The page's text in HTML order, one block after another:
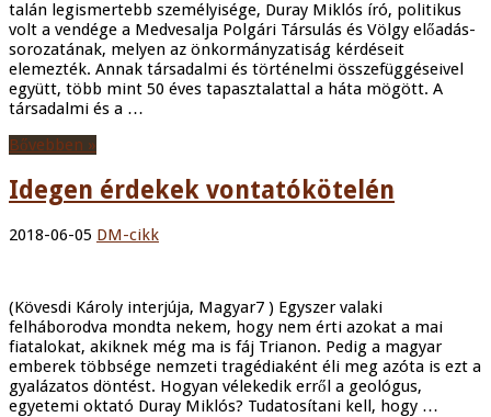
talán legismertebb személyisége, Duray Miklós író, politikus
volt a vendége a Medvesalja Polgári Társulás és Völgy előadás-
sorozatának, melyen az önkormányzatiság kérdéseit
elemezték. Annak társadalmi és történelmi összefüggéseivel
együtt, több mint 50 éves tapasztalattal a háta mögött. A
társadalmi és a …
Bővebben »
Idegen érdekek vontatókötelén
2018-06-05 DM-cikk
(Kövesdi Károly interjúja, Magyar7 ) Egyszer valaki
felháborodva mondta nekem, hogy nem érti azokat a mai
fiatalokat, akiknek még ma is fáj Trianon. Pedig a magyar
emberek többsége nemzeti tragédiaként éli meg azóta is ezt a
gyalázatos döntést. Hogyan vélekedik erről a geológus,
egyetemi oktató Duray Miklós? Tudatosítani kell, hogy …